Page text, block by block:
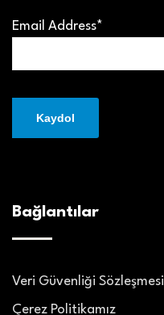
Email Address*
Bağlantılar
Veri Güvenliği Sözleşmesi
Çerez Politikamız